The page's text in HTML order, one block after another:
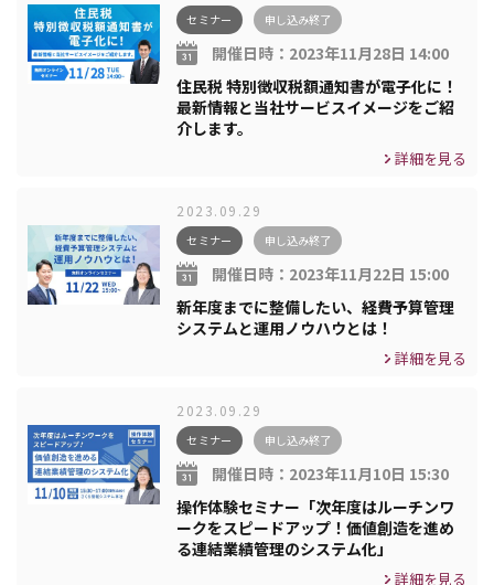
セミナー 申し込み終了
開催日時： 2023年11月28日 14:00
住民税 特別徴収税額通知書が電子化に！
最新情報と当社サービスイメージをご紹
介します。
詳細を見る
2023.09.29
セミナー 申し込み終了
開催日時： 2023年11月22日 15:00
新年度までに整備したい、経費予算管理
システムと運用ノウハウとは！
詳細を見る
2023.09.29
セミナー 申し込み終了
開催日時： 2023年11月10日 15:30
操作体験セミナー「次年度はルーチンワ
ークをスピードアップ！価値創造を進め
る連結業績管理のシステム化」
詳細を見る